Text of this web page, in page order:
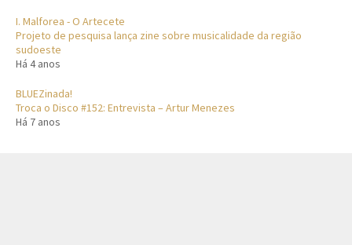
I. Malforea - O Artecete
Projeto de pesquisa lança zine sobre musicalidade da região
sudoeste
Há 4 anos
BLUEZinada!
Troca o Disco #152: Entrevista – Artur Menezes
Há 7 anos